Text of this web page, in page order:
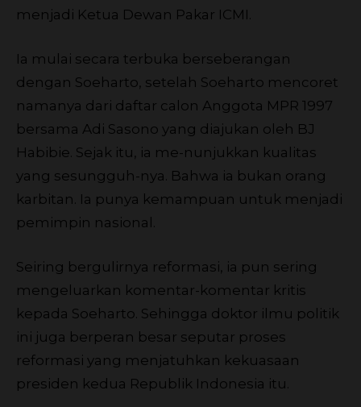
menjadi Ketua Dewan Pakar ICMI.
Ia mulai secara terbuka berseberangan
dengan Soeharto, setelah Soeharto mencoret
namanya dari daftar calon Anggota MPR 1997
bersama Adi Sasono yang diajukan oleh BJ
Habibie. Sejak itu, ia me-nunjukkan kualitas
yang sesungguh-nya. Bahwa ia bukan orang
karbitan. Ia punya kemampuan untuk menjadi
pemimpin nasional.
Seiring bergulirnya reformasi, ia pun sering
mengeluarkan komentar-komentar kritis
kepada Soeharto. Sehingga doktor ilmu politik
ini juga berperan besar seputar proses
reformasi yang menjatuhkan kekuasaan
presiden kedua Republik Indonesia itu.